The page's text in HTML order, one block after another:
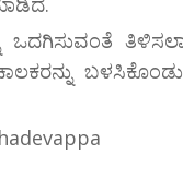
ಒದಗಿಸುವಂತೆ